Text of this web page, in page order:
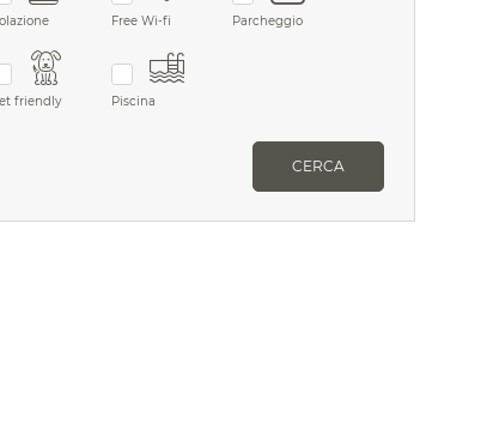
Free Wi-fi Parcheggio
friendly Piscina
CERCA